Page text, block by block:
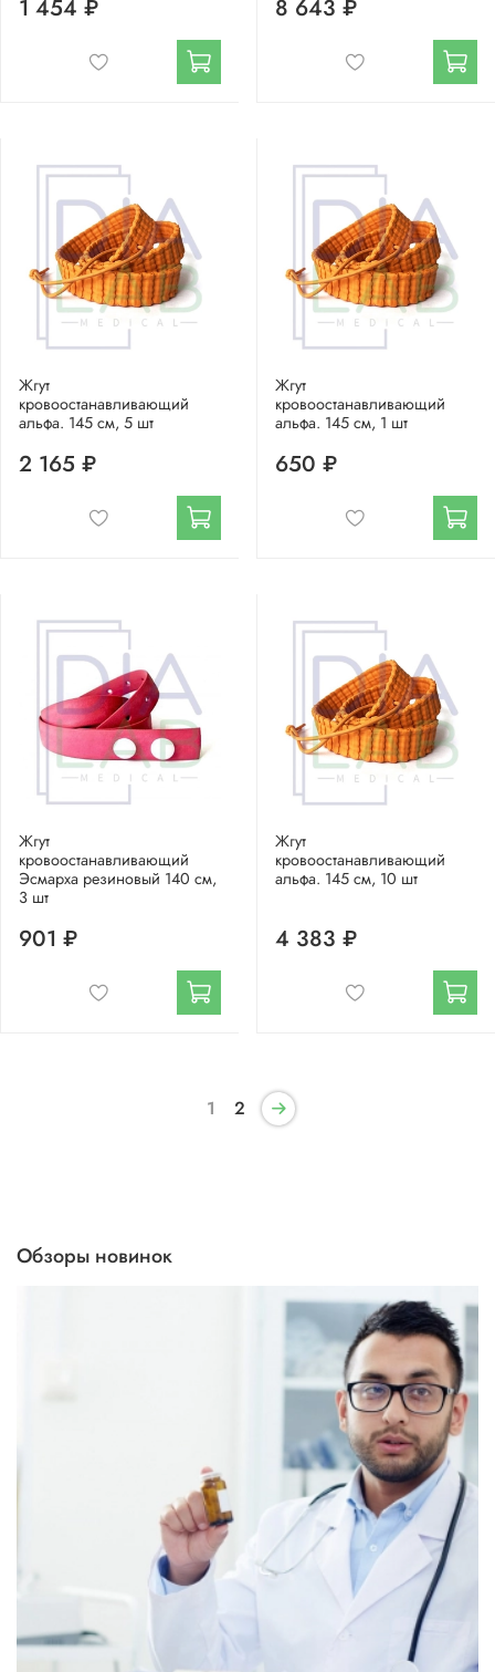
1 454 ₽ 8 643 ₽
Жгут
кровоостанавливающий
альфа. 145 см, 5 шт
2 165 ₽
Жгут
кровоостанавливающий
альфа. 145 см, 1 шт
650 ₽
Жгут
кровоостанавливающий
Эсмарха резиновый 140 см,
3 шт
901 ₽
Жгут
кровоостанавливающий
альфа. 145 см, 10 шт
4 383 ₽
1 2
Обзоры новинок